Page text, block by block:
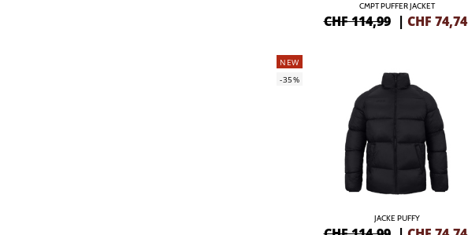
CMPT PUFFER JACKET
CHF 114,99 | CHF 74,74
NEW
-35%
JACKE PUFFY